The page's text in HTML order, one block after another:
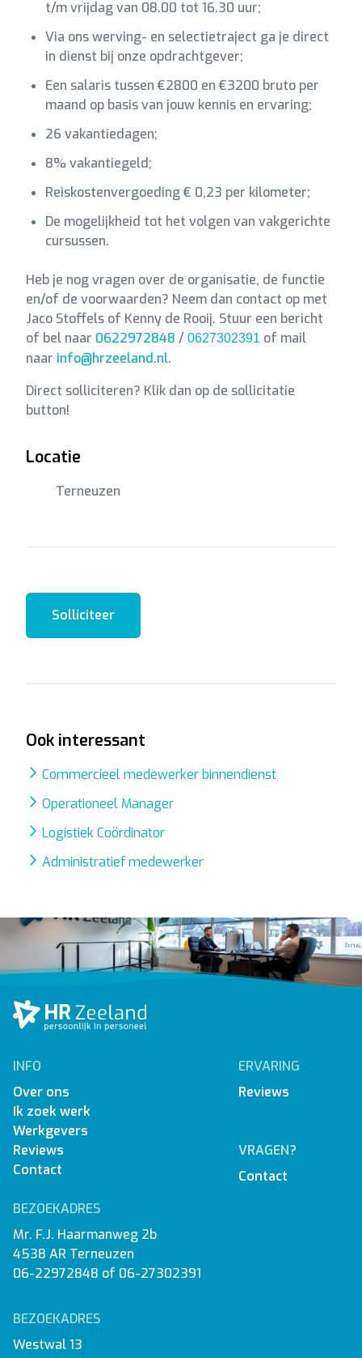
t/m vrijdag van 08.00 tot 16.30 uur;
Via ons werving- en selectietraject ga je direct
in dienst bij onze opdrachtgever;
Een salaris tussen €2800 en €3200 bruto per
maand op basis van jouw kennis en ervaring;
26 vakantiedagen;
8% vakantiegeld;
Reiskostenvergoeding € 0,23 per kilometer;
De mogelijkheid tot het volgen van vakgerichte
cursussen.
Heb je nog vragen over de organisatie, de functie
en/of de voorwaarden? Neem dan contact op met
Jaco Stoffels of Kenny de Rooij. Stuur een bericht
of bel naar 0622972848 / 0627302391 of mail
naar info@hrzeeland.nl.
Direct solliciteren? Klik dan op de sollicitatie
button!
Locatie
Terneuzen
Solliciteer
Ook interessant
Commercieel medewerker binnendienst
Operationeel Manager
Logistiek Coördinator
Administratief medewerker
INFO
Over ons
Ik zoek werk
Werkgevers
Reviews
Contact
ERVARING
Reviews
VRAGEN?
Contact
BEZOEKADRES
Mr. F.J. Haarmanweg 2b
4538 AR Terneuzen
06-22972848 of 06-27302391
BEZOEKADRES
Westwal 13